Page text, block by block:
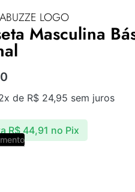
LOGO
Masculina
de R$24,95 sem juros
R$ 44,91 no Pix